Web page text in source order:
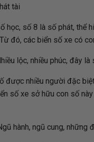
tài
học, số 8 là số phát, thể
đó, các biển số xe có
lộc, nhiều phúc, đây
được nhiều người đặc
số xe sở hữu con số
hành, ngũ cung, những